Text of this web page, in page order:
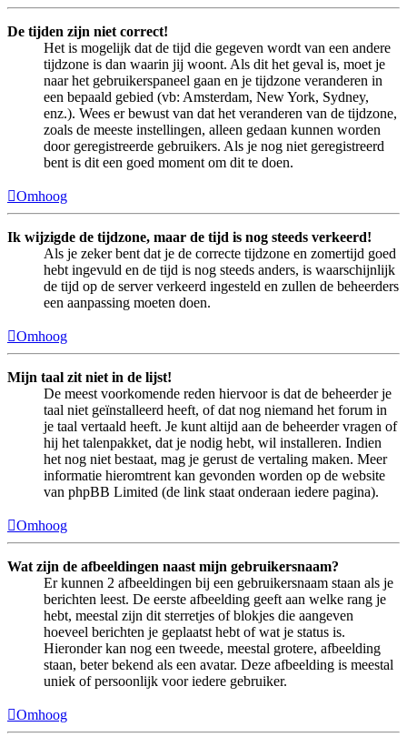
De tijden zijn niet correct!
Het is mogelijk dat de tijd die gegeven wordt van een andere
tijdzone is dan waarin jij woont. Als dit het geval is, moet je
naar het gebruikerspaneel gaan en je tijdzone veranderen in
een bepaald gebied (vb: Amsterdam, New York, Sydney,
enz.). Wees er bewust van dat het veranderen van de tijdzone,
zoals de meeste instellingen, alleen gedaan kunnen worden
door geregistreerde gebruikers. Als je nog niet geregistreerd
bent is dit een goed moment om dit te doen.
Omhoog
Ik wijzigde de tijdzone, maar de tijd is nog steeds verkeerd!
Als je zeker bent dat je de correcte tijdzone en zomertijd goed
hebt ingevuld en de tijd is nog steeds anders, is waarschijnlijk
de tijd op de server verkeerd ingesteld en zullen de beheerders
een aanpassing moeten doen.
Omhoog
Mijn taal zit niet in de lijst!
De meest voorkomende reden hiervoor is dat de beheerder je
taal niet geïnstalleerd heeft, of dat nog niemand het forum in
je taal vertaald heeft. Je kunt altijd aan de beheerder vragen of
hij het talenpakket, dat je nodig hebt, wil installeren. Indien
het nog niet bestaat, mag je gerust de vertaling maken. Meer
informatie hieromtrent kan gevonden worden op de website
van phpBB Limited (de link staat onderaan iedere pagina).
Omhoog
Wat zijn de afbeeldingen naast mijn gebruikersnaam?
Er kunnen 2 afbeeldingen bij een gebruikersnaam staan als je
berichten leest. De eerste afbeelding geeft aan welke rang je
hebt, meestal zijn dit sterretjes of blokjes die aangeven
hoeveel berichten je geplaatst hebt of wat je status is.
Hieronder kan nog een tweede, meestal grotere, afbeelding
staan, beter bekend als een avatar. Deze afbeelding is meestal
uniek of persoonlijk voor iedere gebruiker.
Omhoog